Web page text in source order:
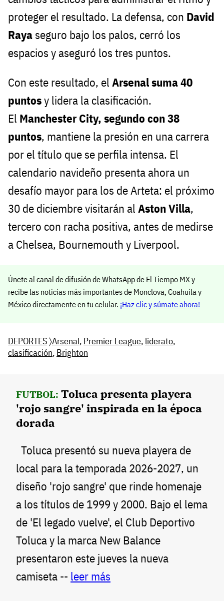
proteger el resultado. La defensa, con David
Raya seguro bajo los palos, cerró los
espacios y aseguró los tres puntos.
Con este resultado, el Arsenal suma 40
puntosy lidera la clasificación.
El Manchester City, segundo con 38
puntos, mantiene la presión en una carrera
por el título que se perfila intensa. El
calendario navideño presenta ahora un
desafío mayor para los de Arteta: el próximo
30 de diciembre visitarán al Aston Villa,
tercero con racha positiva, antes de medirse
a Chelsea, Bournemouth y Liverpool.
Únete al canal de difusión de WhatsApp de El Tiempo MX y
recibe las noticias más importantes de Monclova, Coahuila y
México directamente en tu celular. ¡Haz clic y súmate ahora!
DEPORTES〉Arsenal, Premier League, liderato,
clasificación, Brighton
FUTBOL: Toluca presenta playera
'rojo sangre' inspirada en la época
dorada
Toluca presentó su nueva playera de
local para la temporada 2026-2027, un
diseño 'rojo sangre' que rinde homenaje
a los títulos de 1999 y 2000. Bajo el lema
de 'El legado vuelve', el Club Deportivo
Toluca y la marca New Balance
presentaron este jueves la nueva
camiseta -- leer más